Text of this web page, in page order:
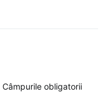
Câmpurile obligatorii